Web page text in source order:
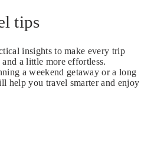
tips
insights to make every trip
a little more effortless.
a weekend getaway or a long
help you travel smarter and enjoy